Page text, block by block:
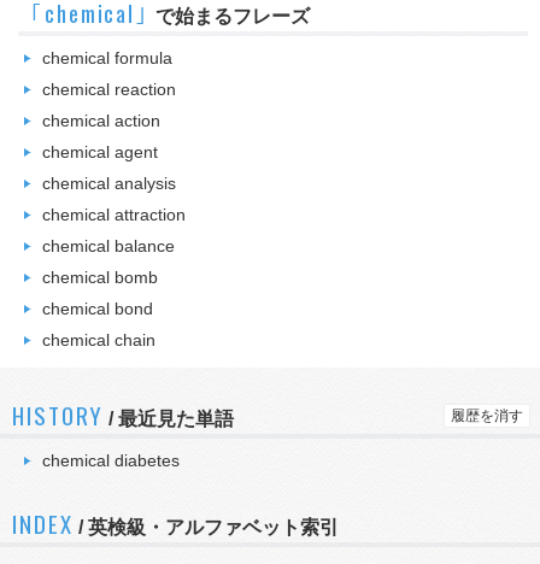
｢chemical｣ で始まるフレーズ
chemical formula
chemical reaction
chemical action
chemical agent
chemical analysis
chemical attraction
chemical balance
chemical bomb
chemical bond
chemical chain
HISTORY /最近見た単語 履歴を消す
chemical diabetes
INDEX / 英検級・アルファベット索引